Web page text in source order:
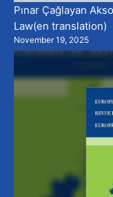
Pınar Çağlayan
Law(en translation)
November 19, 2025